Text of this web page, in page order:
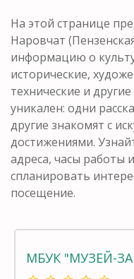
На этой странице
Наровчат
информацию о
исторические,
технические и
уникален: одни
другие знакомят с
достижениями.
адреса, часы работы
спланировать
посещение.
МБУК "МУЗЕЙ-